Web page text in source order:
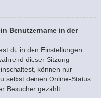
Benutzername in der
du in den Einstellungen
dieser Sitzung
können nur
selbst deinen Online-Status
Besucher gezählt.